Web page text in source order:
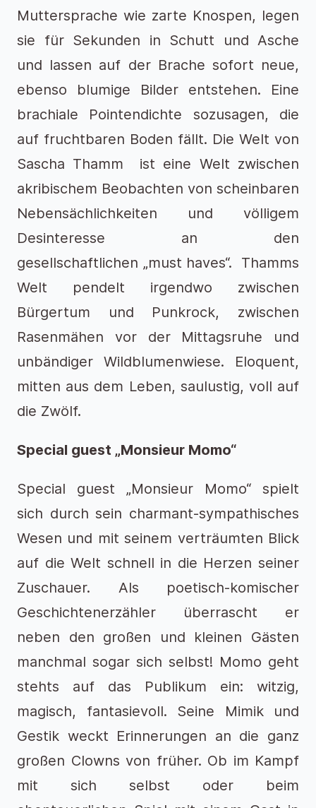
Muttersprache wie zarte Knospen, legen
sie für Sekunden in Schutt und Asche
und lassen auf der Brache sofort neue,
ebenso blumige Bilder entstehen. Eine
brachiale Pointendichte sozusagen, die
auf fruchtbaren Boden fällt. Die Welt von
Sascha Thamm ist eine Welt zwischen
akribischem Beobachten von scheinbaren
Nebensächlichkeiten und völligem
Desinteresse an den
gesellschaftlichen „must haves“. Thamms
Welt pendelt irgendwo zwischen
Bürgertum und Punkrock, zwischen
Rasenmähen vor der Mittagsruhe und
unbändiger Wildblumenwiese. Eloquent,
mitten aus dem Leben, saulustig, voll auf
die Zwölf.
Special guest „Monsieur Momo“
Special guest „Monsieur Momo“ spielt
sich durch sein charmant-sympathisches
Wesen und mit seinem verträumten Blick
auf die Welt schnell in die Herzen seiner
Zuschauer. Als poetisch-komischer
Geschichtenerzähler überrascht er
neben den großen und kleinen Gästen
manchmal sogar sich selbst! Momo geht
stehts auf das Publikum ein: witzig,
magisch, fantasievoll. Seine Mimik und
Gestik weckt Erinnerungen an die ganz
großen Clowns von früher. Ob im Kampf
mit sich selbst oder beim